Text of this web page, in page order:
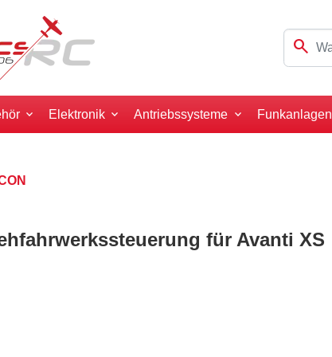
search
Elektronik Antriebssysteme Funkanlagen
für Avanti XS